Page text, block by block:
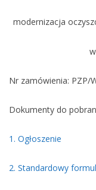
modernizacja
Nr zamówienia: PZP/
Dokumenty do
1. Ogłoszenie
2. Standardowy